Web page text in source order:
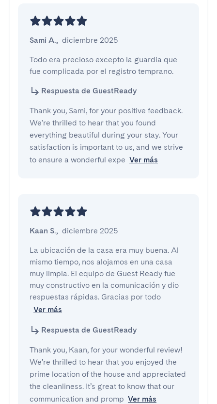
Sami A., diciembre 2025
Todo era precioso excepto la guardia que
fue complicada por el registro temprano.
Respuesta de GuestReady
Thank you, Sami, for your positive feedback.
We're thrilled to hear that you found
everything beautiful during your stay. Your
satisfaction is important to us, and we strive
to ensure a wonderful expe Ver más
Kaan S., diciembre 2025
La ubicación de la casa era muy buena. Al
mismo tiempo, nos alojamos en una casa
muy limpia. El equipo de Guest Ready fue
muy constructivo en la comunicación y dio
respuestas rápidas. Gracias por todo
Ver más
Respuesta de GuestReady
Thank you, Kaan, for your wonderful review!
We’re thrilled to hear that you enjoyed the
prime location of the house and appreciated
the cleanliness. It’s great to know that our
communication and promp Ver más